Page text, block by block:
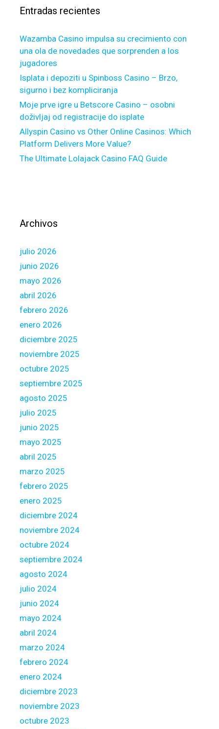
e
x
p
e
r
y
i
n
g
e
p
g
e
s
f
e
r
a
r
o
a
n
c
e
x
a
m
n
e
d
a
a
y
s
r
e
g
r
d
i
n
4
2
1
9
0
:Entradas recientes
Wazamba Casino impulsa su crecimiento con
una ola de novedades que sorprenden a los
jugadores
Isplata i depoziti u Spinboss Casino – Brzo,
sigurno i bez kompliciranja
Moje prve igre u Betscore Casino – osobni
doživljaj od registracije do isplate
Allyspin Casino vs Other Online Casinos: Which
Platform Delivers More Value?
The Ultimate Lolajack Casino FAQ Guide
Archivos
julio 2026
junio 2026
mayo 2026
abril 2026
febrero 2026
enero 2026
diciembre 2025
noviembre 2025
octubre 2025
septiembre 2025
agosto 2025
julio 2025
junio 2025
mayo 2025
abril 2025
marzo 2025
febrero 2025
enero 2025
diciembre 2024
noviembre 2024
octubre 2024
septiembre 2024
agosto 2024
julio 2024
junio 2024
mayo 2024
abril 2024
marzo 2024
febrero 2024
enero 2024
diciembre 2023
noviembre 2023
octubre 2023